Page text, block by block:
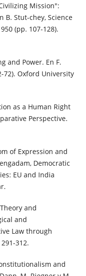
Mission":
B. Stut-chey, Science
(pp. 107-128).
and Power. En F.
72). Oxford University
as a Human Right
Perspective.
of Expression and
Democratic
EU and India
and
and
Law through
312.
and